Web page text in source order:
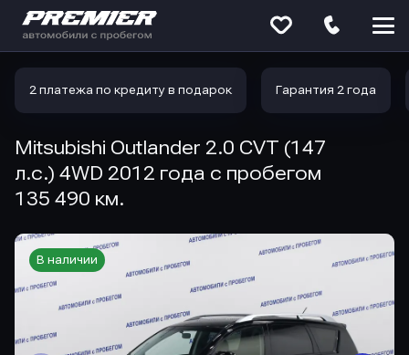
2 платежа по кредиту в подарок Гарантия 2 года
Mitsubishi Outlander 2.0 CVT (147
л.с.) 4WD 2012 года с пробегом
135 490 км.
В наличии